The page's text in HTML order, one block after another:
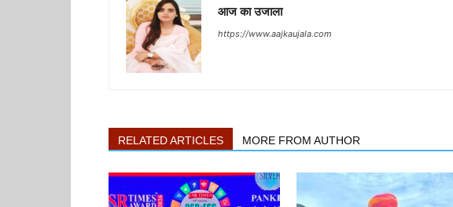
आज का उजाला
https://www.aajkaujala.com
RELATED ARTICLES MORE FROM AUTHOR